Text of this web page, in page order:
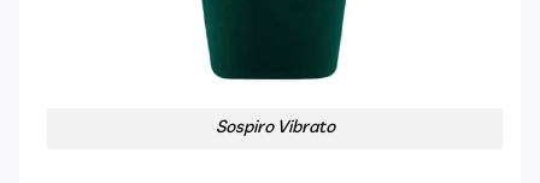
Sospiro Vibrato